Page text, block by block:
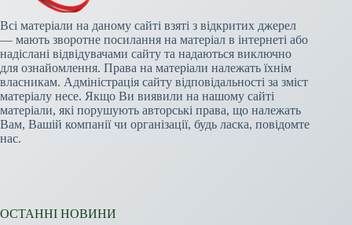
Всі матеріали на даному сайті взяті з відкритих джерел
— мають зворотне посилання на матеріал в інтернеті або
надіслані відвідувачами сайту та надаються виключно
для ознайомлення. Права на матеріали належать їхнім
власникам. Адміністрація сайту відповідальності за зміст
матеріалу несе. Якщо Ви виявили на нашому сайті
матеріали, які порушують авторські права, що належать
Вам, Вашій компанії чи організації, будь ласка, повідомте
нас.
ОСТАННІ НОВИНИ